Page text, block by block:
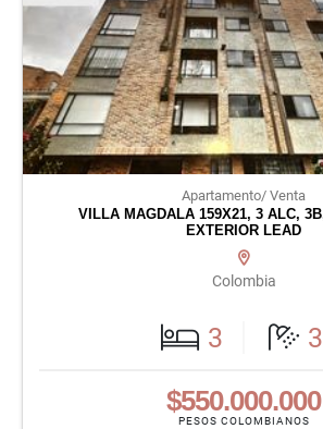
Apartamento/ Venta
VILLA MAGDALA 159X21, 3 ALC,
EXTERIOR LEAD
Colombia
3 3
$550.000.000
PESOS COLOMBIANOS